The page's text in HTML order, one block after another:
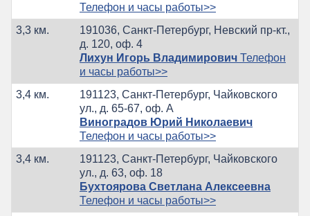
Телефон и часы работы>>
3,3 км.
191036, Санкт-Петербург, Невский пр-кт.,
д. 120, оф. 4
Лихун Игорь Владимирович Телефон
и часы работы>>
3,4 км.
191123, Санкт-Петербург, Чайковского
ул., д. 65-67, оф. А
Виноградов Юрий Николаевич
Телефон и часы работы>>
3,4 км.
191123, Санкт-Петербург, Чайковского
ул., д. 63, оф. 18
Бухтоярова Светлана Алексеевна
Телефон и часы работы>>